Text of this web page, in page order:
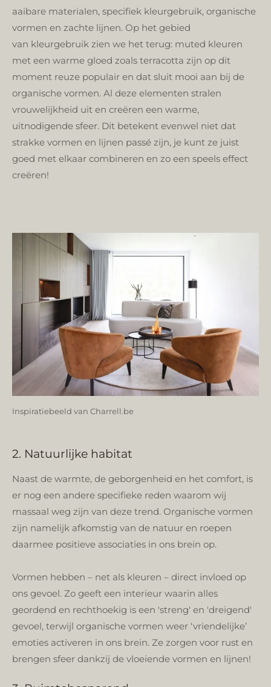
aaibare materialen, specifiek kleurgebruik, organische
vormen en zachte lijnen. Op het gebied
van kleurgebruik zien we het terug: muted kleuren
met een warme gloed zoals terracotta zijn op dit
moment reuze populair en dat sluit mooi aan bij de
organische vormen. Al deze elementen stralen
vrouwelijkheid uit en creëren een warme,
uitnodigende sfeer. Dit betekent evenwel niet dat
strakke vormen en lijnen passé zijn, je kunt ze juist
goed met elkaar combineren en zo een speels effect
creëren!
Inspiratiebeeld van Charrell.be
2. Natuurlijke habitat
Naast de warmte, de geborgenheid en het comfort, is
er nog een andere specifieke reden waarom wij
massaal weg zijn van deze trend. Organische vormen
zijn namelijk afkomstig van de natuur en roepen
daarmee positieve associaties in ons brein op.
Vormen hebben – net als kleuren – direct invloed op
ons gevoel. Zo geeft een interieur waarin alles
geordend en rechthoekig is een 'streng' en 'dreigend'
gevoel, terwijl organische vormen weer ‘vriendelijke’
emoties activeren in ons brein. Ze zorgen voor rust en
brengen sfeer dankzij de vloeiende vormen en lijnen!